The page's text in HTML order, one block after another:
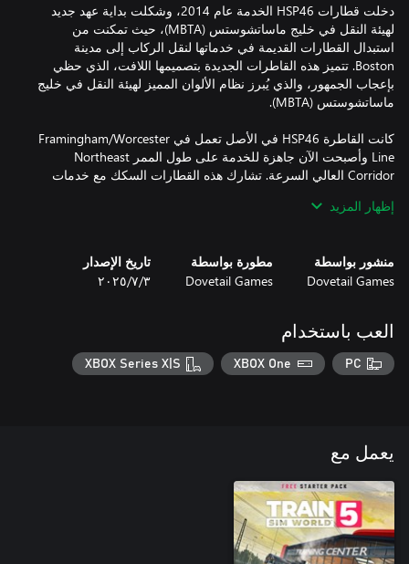
دخلت قطارات HSP46 الخدمة عام 2014، وشكلت بداية عهد جديد
لهيئة النقل في خليج ماساتشوستس (MBTA)، حيث تمكنت من
استبدال القطارات القديمة في خدماتها لنقل الركاب إلى مدينة
Boston. تتميز هذه القاطرات الجديدة بتصميمها اللافت، الذي حظي
بإعجاب الجمهور، والذي يُبرز نظام الألوان المميز لهيئة النقل في خليج
كانت القاطرة HSP46 في الأصل تعمل في Framingham/Worcester
Line وأصبحت الآن جاهزة للخدمة على طول الممر Northeast
Corridor العالي السرعة. تشارك هذه القطارات السكك مع خدمات
إظهار المزيد
منشور بواسطة
Dovetail Games
مطورة بواسطة
Dovetail Games
تاريخ الإصدار
٣‏/٧‏/٢٠٢٥
العب باستخدام
PC
XBOX One
XBOX Series X|S
يعمل مع